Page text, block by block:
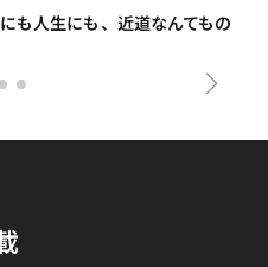
も人生にも、近道なんてもの